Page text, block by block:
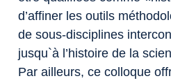
d’affiner les outils
de sous-disciplines
jusqu`à l’histoire de la
Par ailleurs, ce colloque